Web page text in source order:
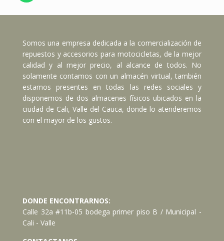
Somos una empresa dedicada a la comercialización de
repuestos y accesorios para motocicletas, de la mejor
calidad y al mejor precio, al alcance de todos. No
solamente contamos con un almacén virtual, también
estamos presentes en todas las redes sociales y
disponemos de dos almacenes físicos ubicados en la
ciudad de Cali, Valle del Cauca, donde lo atenderemos
con el mayor de los gustos.
DONDE ENCONTRARNOS:
Calle 32a #11b-05 bodega primer piso B / Municipal -
Cali - Valle